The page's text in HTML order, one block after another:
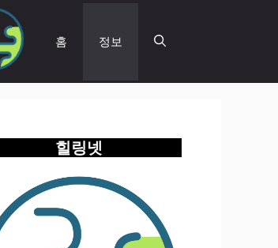
홈 정보
힐링넷